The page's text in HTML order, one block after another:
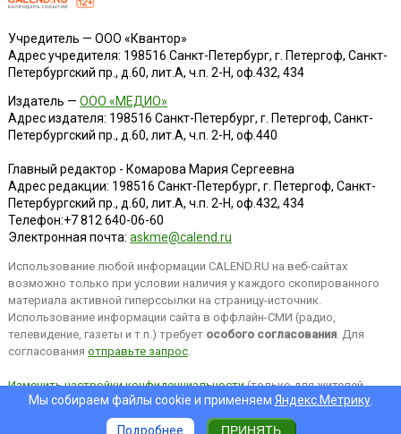
Учредитель — ООО «Квантор»
Адрес учредителя: 198516 Санкт-Петербург, г. Петергоф, Санкт-
Петербургский пр., д.60, лит.А, ч.п. 2-Н, оф.432, 434
Издатель — ООО «МЕДИО»
Адрес издателя: 198516 Санкт-Петербург, г. Петергоф, Санкт-
Петербургский пр., д.60, лит.А, ч.п. 2-Н, оф.440
Главный редактор - Комарова Мария Сергеевна
Адрес редакции: 198516 Санкт-Петербург, г. Петергоф, Санкт-
Петербургский пр., д.60, лит.А, ч.п. 2-Н, оф.432, 434
Телефон:+7 812 640-06-60
Электронная почта: askme@calend.ru
Использование любой информации CALEND.RU на веб-сайтах
возможно только при условии наличия у каждого скопированного
материала активной гиперссылки на страницу-источник.
Использование информации сайта в оффлайн-СМИ (радио,
телевидение, газеты и т.п.) требует особого согласования. Для
согласования отправьте запрос.
Изменить настройки конфиденциальности(только для жителей
EEA).Мы собираем файлы cookie и применяем Яндекс.Метрику.
Подробнее ПРИНЯТЬ